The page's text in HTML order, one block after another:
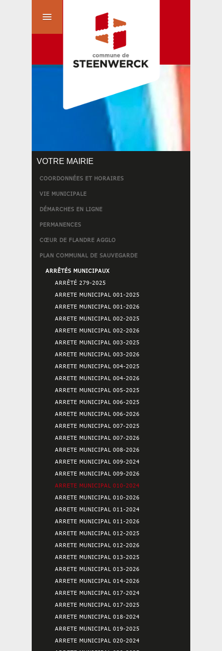
VOTRE MAIRIE
COORDONNÉES ET HORAIRES
VIE MUNICIPALE
DÉMARCHES EN LIGNE
PERMANENCES
CŒUR DE FLANDRE AGGLO
PLAN COMMUNAL DE SAUVEGARDE
ARRÊTÉS MUNICIPAUX
ARRÊTÉ 279-2025
ARRETE MUNICIPAL 001-2025
ARRETE MUNICIPAL 001-2026
ARRETE MUNICIPAL 002-2025
ARRETE MUNICIPAL 002-2026
ARRETE MUNICIPAL 003-2025
ARRETE MUNICIPAL 003-2026
ARRETE MUNICIPAL 004-2025
ARRETE MUNICIPAL 004-2026
ARRETE MUNICIPAL 005-2025
ARRETE MUNICIPAL 006-2025
ARRETE MUNICIPAL 006-2026
ARRETE MUNICIPAL 007-2025
ARRETE MUNICIPAL 007-2026
ARRETE MUNICIPAL 008-2026
ARRETE MUNICIPAL 009-2024
ARRETE MUNICIPAL 009-2026
ARRETE MUNICIPAL 010-2024
ARRETE MUNICIPAL 010-2026
ARRETE MUNICIPAL 011-2024
ARRETE MUNICIPAL 011-2026
ARRETE MUNICIPAL 012-2025
ARRETE MUNICIPAL 012-2026
ARRETE MUNICIPAL 013-2025
ARRETE MUNICIPAL 013-2026
ARRETE MUNICIPAL 014-2026
ARRETE MUNICIPAL 017-2024
ARRETE MUNICIPAL 017-2025
ARRETE MUNICIPAL 018-2024
ARRETE MUNICIPAL 019-2025
ARRETE MUNICIPAL 020-2024